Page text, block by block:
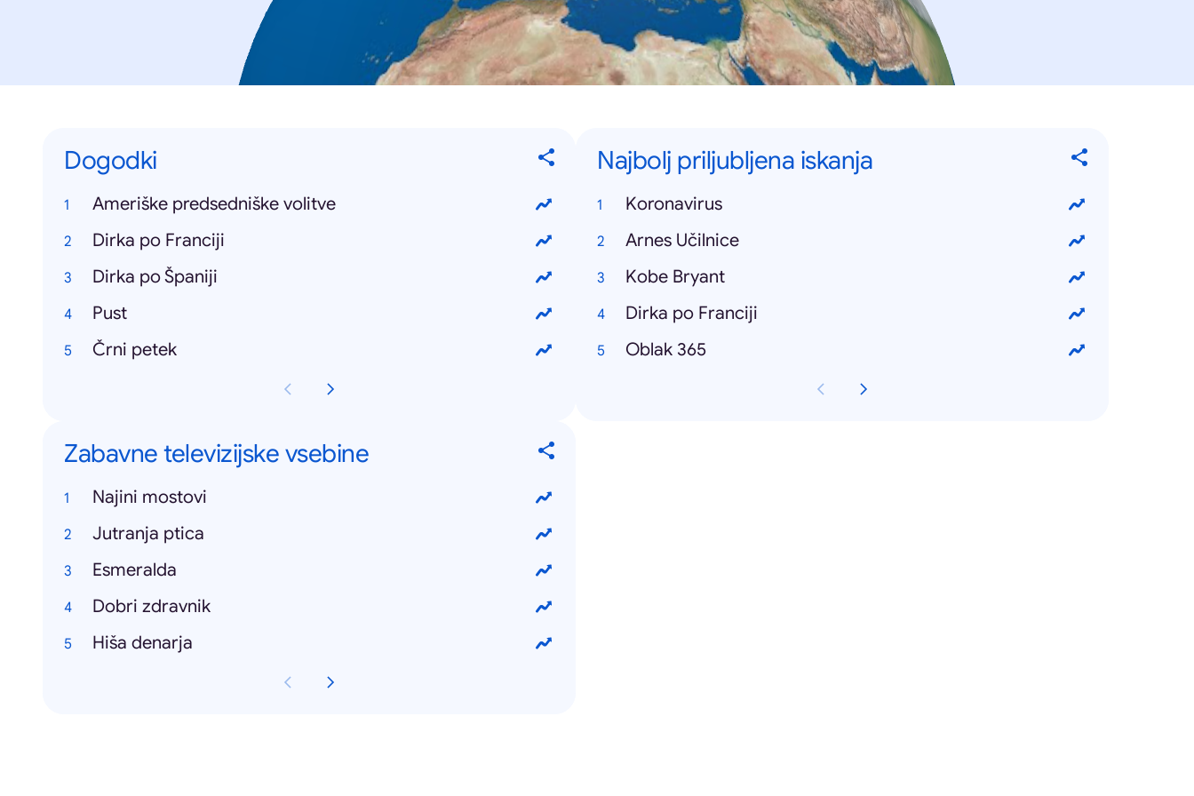
Dogodki
Ameriške predsedniške volitve
Dirka po Franciji
Dirka po Španiji
Pust
Črni petek
Najbolj priljubljena iskanja
Koronavirus
Arnes Učilnice
Kobe Bryant
Dirka po Franciji
Oblak 365
Zabavne televizijske vsebine
Najini mostovi
Jutranja ptica
Esmeralda
Dobri zdravnik
Hiša denarja